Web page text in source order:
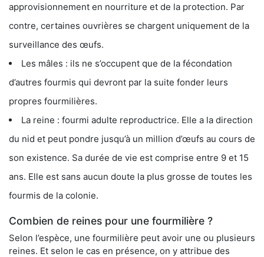
approvisionnement en nourriture et de la protection. Par
contre, certaines ouvrières se chargent uniquement de la
surveillance des œufs.
Les mâles : ils ne s’occupent que de la fécondation
d’autres fourmis qui devront par la suite fonder leurs
propres fourmilières.
La reine : fourmi adulte reproductrice. Elle a la direction
du nid et peut pondre jusqu’à un million d’œufs au cours de
son existence. Sa durée de vie est comprise entre 9 et 15
ans. Elle est sans aucun doute la plus grosse de toutes les
fourmis de la colonie.
Combien de reines pour une fourmilière ?
Selon l’espèce, une fourmilière peut avoir une ou plusieurs
reines. Et selon le cas en présence, on y attribue des